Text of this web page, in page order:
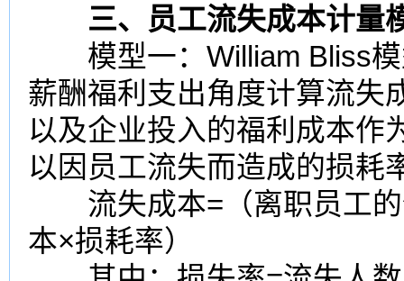
三、员工流失成本计量
模型一：William Bliss模
薪酬福利支出角度计算流失
以及企业投入的福利成本作
以因员工流失而造成的损耗
流失成本=（离职员工的
本×损耗率）